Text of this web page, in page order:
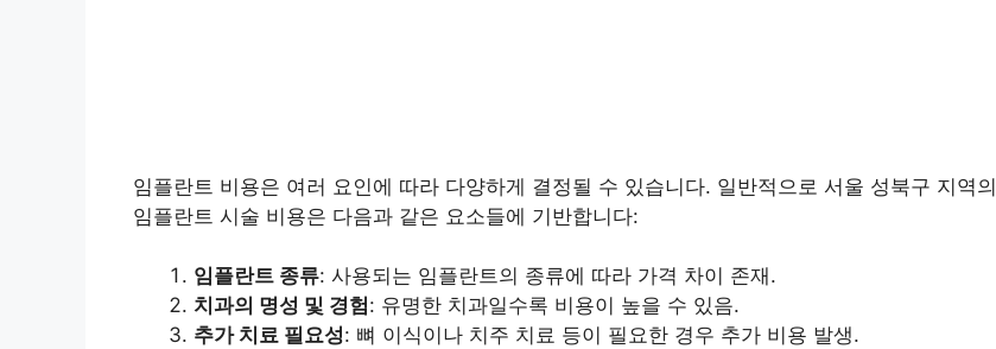
임플란트 비용은 여러 요인에 따라 다양하게 결정될 수 있습니다. 일반적으로 서울 성북구 지역의
임플란트 시술 비용은 다음과 같은 요소들에 기반합니다:
임플란트 종류: 사용되는 임플란트의 종류에 따라 가격 차이 존재.
치과의 명성 및 경험: 유명한 치과일수록 비용이 높을 수 있음.
추가 치료 필요성: 뼈 이식이나 치주 치료 등이 필요한 경우 추가 비용 발생.